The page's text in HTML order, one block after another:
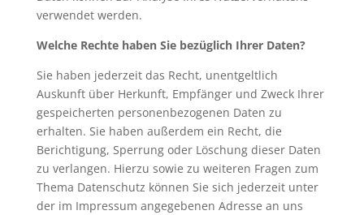
verwendet werden.
Welche Rechte haben Sie bezüglich Ihrer Daten?
Sie haben jederzeit das Recht, unentgeltlich
Auskunft über Herkunft, Empfänger und Zweck Ihrer
gespeicherten personenbezogenen Daten zu
erhalten. Sie haben außerdem ein Recht, die
Berichtigung, Sperrung oder Löschung dieser Daten
zu verlangen. Hierzu sowie zu weiteren Fragen zum
Thema Datenschutz können Sie sich jederzeit unter
der im Impressum angegebenen Adresse an uns